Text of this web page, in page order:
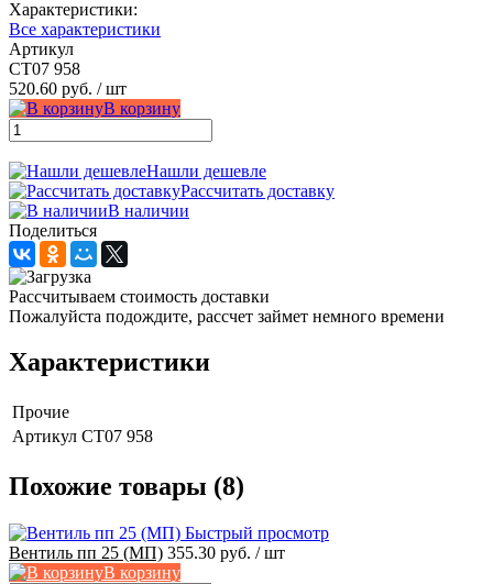
Характеристики:
Все характеристики
Артикул
СТ07 958
520.60 руб. / шт
В корзину
Нашли дешевле
Рассчитать доставку
В наличии
Поделиться
Рассчитываем стоимость доставки
Пожалуйста подождите, рассчет займет немного времени
Характеристики
Прочие
Артикул СТ07 958
Похожие товары (8)
Быстрый просмотр
Вентиль пп 25 (МП) 355.30 руб. / шт
В корзину